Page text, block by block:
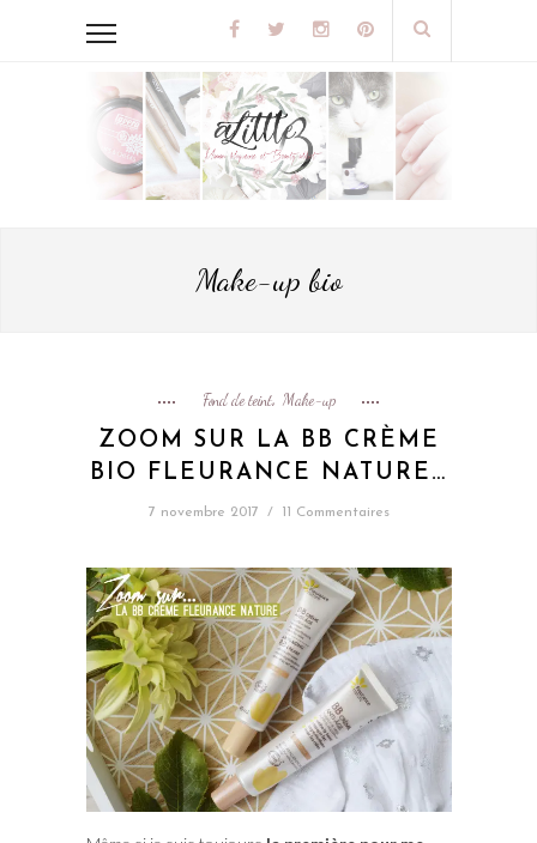
Make-up bio
Fond de teint, Make-up
ZOOM SUR LA BB CRÈME
BIO FLEURANCE NATURE…
7 novembre 2017 / 11 Commentaires